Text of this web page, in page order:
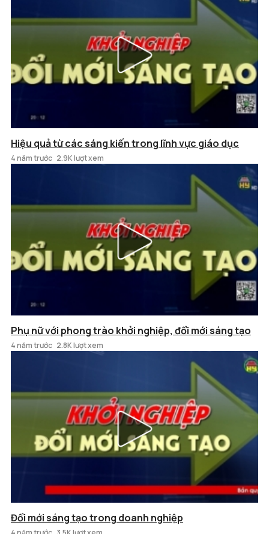
Hiệu quả từ các sáng kiến trong lĩnh vực giáo dục
4 năm trước 2.9K lượt xem
Phụ nữ với phong trào khởi nghiệp, đổi mới sáng tạo
4 năm trước 2.8K lượt xem
Đổi mới sáng tạo trong doanh nghiệp